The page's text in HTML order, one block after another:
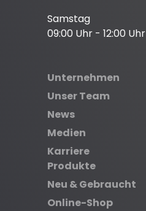
Samstag
09:00 Uhr - 12:00 Uhr
Unternehmen
Unser Team
News
Medien
Karriere
Produkte
Neu & Gebraucht
Online-Shop